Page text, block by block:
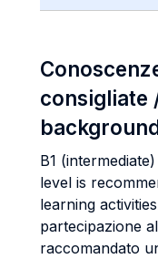
consigliate
B1
level is
learning
partecipazione
raccomandato